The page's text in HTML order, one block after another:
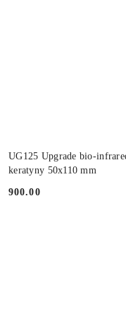
UG125 Upgrade bio-
keratyny 50x110 mm
Cena:
900.00